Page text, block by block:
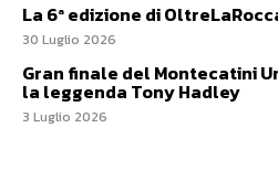
La 6ª edizione di
30 Luglio 2026
Gran finale del Montecatini
la leggenda Tony Hadley
3 Luglio 2026